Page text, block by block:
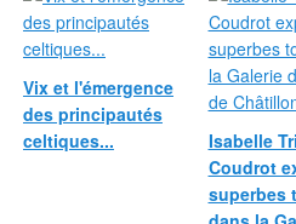
Vix et l'émergence
des principautés
celtiques...
Isabelle
Coudrot
superbes